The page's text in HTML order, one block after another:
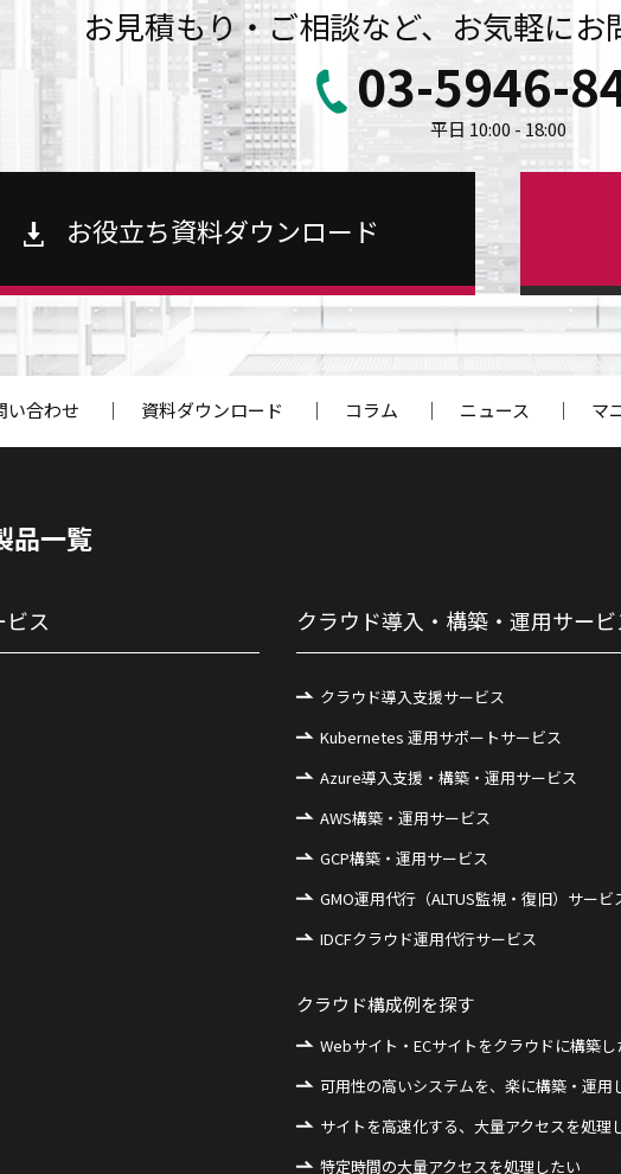
お見積もり・ご相談など、お気軽にお
03-5946-
平日 10:00 - 18:00
お役立ち資料ダウンロード
い合わせ ｜ 資料ダウンロード ｜ コラム ｜ ニュース ｜ マ
品一覧
ス クラウド導入・構築・運用サービ
クラウド導入支援サービス
Kubernetes 運用サポートサービス
Azure導入支援・構築・運用サービス
AWS構築・運用サービス
GCP構築・運用サービス
GMO運用代行（ALTUS監視・復旧）サービ
IDCFクラウド運用代行サービス
クラウド構成例を探す
Webサイト・ECサイトをクラウドに構築し
可用性の高いシステムを、楽に構築・運用
サイトを高速化する、大量アクセスを処理
特定時間の大量アクセスを処理したい